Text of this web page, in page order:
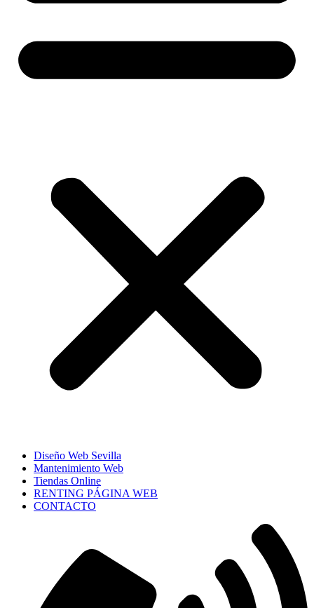
Diseño Web Sevilla
Mantenimiento Web
Tiendas Online
RENTING PÁGINA WEB
CONTACTO